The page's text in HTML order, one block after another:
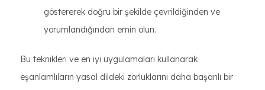
göstererek doğru bir şekilde çevrildiğinden ve
yorumlandığından emin olun.
Bu teknikleri ve en iyi uygulamaları kullanarak
eşanlamlıların yasal dildeki zorluklarını daha başarılı bir